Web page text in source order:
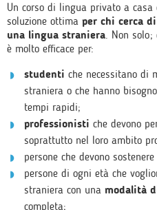
Un corso di lingua privato a casa
soluzione ottima per chi cerca
una lingua straniera. Non
è molto efficace per:
studenti che necessitano di
straniera o che hanno
tempi rapidi;
professionisti che devono
soprattutto nel loro ambito
persone che devono
persone di ogni età che
straniera con una modalità
completa;